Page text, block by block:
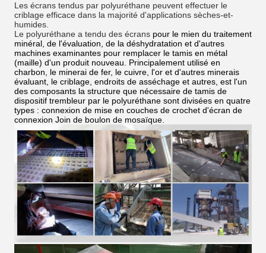
Les écrans tendus par polyuréthane peuvent effectuer le
criblage efficace dans la majorité d'applications sèches-et-
humides.
Le polyuréthane a tendu des écrans pour le mien du traitement
minéral, de l'évaluation, de la déshydratation et d'autres
machines examinantes pour remplacer le tamis en métal
(maille) d'un produit nouveau. Principalement utilisé en
charbon, le minerai de fer, le cuivre, l'or et d'autres minerais
évaluant, le criblage, endroits de asséchage et autres, est l'un
des composants la structure que nécessaire de tamis de
dispositif trembleur par le polyuréthane sont divisées en quatre
types : connexion de mise en couches de crochet d'écran de
connexion Join de boulon de mosaïque.